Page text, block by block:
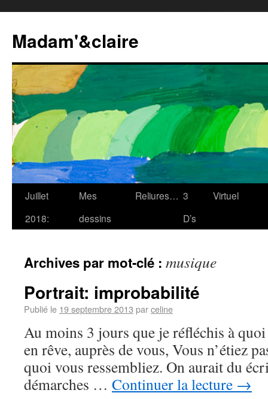
Madam'&claire
Juillet
2018:
Mes
dessins
Reliures… 3
D’s
Virtuel
Archives par mot-clé : musique
Portrait: improbabilité
Publié le 19 septembre 2013 parceline
Au moins 3 jours que je réfléchis à
en rêve, auprès de vous, Vous n’étiez
quoi vous ressembliez. On aurait du
démarches … Continuer la lecture →